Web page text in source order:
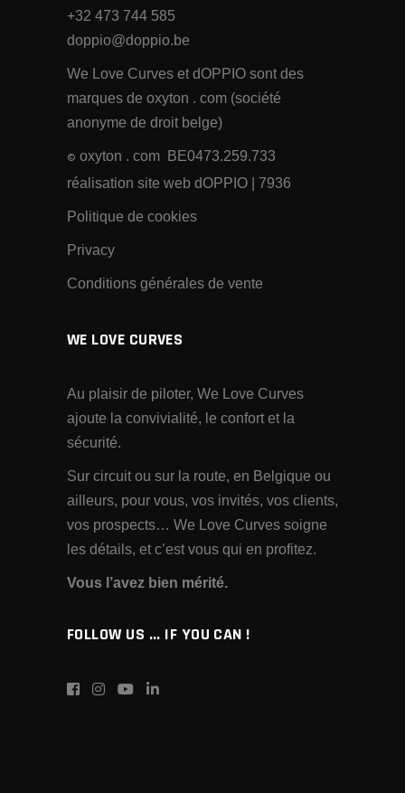
+32 473 744 585
doppio@doppio.be
We Love Curves et dOPPIO sont des
marques de oxyton . com (société
anonyme de droit belge)
© oxyton . com BE0473.259.733
réalisation site web dOPPIO | 7936
Politique de cookies
Privacy
Conditions générales de vente
WE LOVE CURVES
Au plaisir de piloter, We Love Curves
ajoute la convivialité, le confort et la
sécurité.
Sur circuit ou sur la route, en Belgique ou
ailleurs, pour vous, vos invités, vos clients,
vos prospects… We Love Curves soigne
les détails, et c’est vous qui en profitez.
Vous l’avez bien mérité.
FOLLOW US ... IF YOU CAN !